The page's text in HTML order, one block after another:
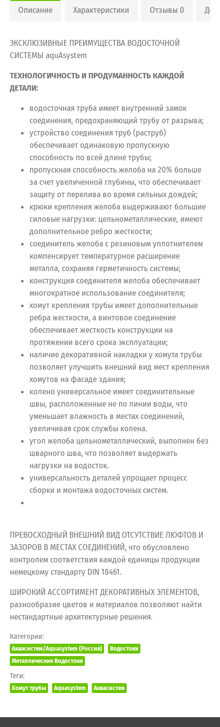
Описание Характеристики Отзывы 0
ЭКСКЛЮЗИВНЫЕ ПРЕИМУЩЕСТВА ВОДОСТОЧНОЙ
СИСТЕМЫ aquAsystem
ТЕХНОЛОГИЧНОСТЬ И ПРОДУМАННОСТЬ КАЖДОЙ
ДЕТАЛИ:
водосточная труба имеет внутренний замок
соединения, предохраняющий трубу от разрыва;
устройство соединения труб (раструб)
обеспечивает одинаковую пропускную
способность по всей длине трубы;
пропускная способность желоба на 20% больше
за счет увеличенной глубины, что обеспечивает
защиту от перелива во время сильных дождей;
крюки крепления желоба выдерживают большие
силовые нагрузки: цельнометаллические, имеют
дополнительное ребро жесткости;
соединитель желоба с резиновым уплотнителем
компенсирует температурное расширение
металла, сохраняя герметичность системы;
конструкция соединителя желоба обеспечивает
многократное использование соединителя;
хомут крепления трубы имеет дополнительные
ребра жесткости, а винтовое соединение
обеспечивает жесткость конструкции на
протяжении всего срока эксплуатации;
наличие декоративной накладки у хомута трубы
позволяет улучшить внешний вид мест крепления
хомутов на фасаде здания;
колено универсальное имеет соединительные
швы, расположенные не по линии воды, что
уменьшает влажность в местах соединений,
увеличивая срок службы колена.
угол желоба цельнометаллический, выполнен без
шварного шва, что позволяет выдержать
нагрузки на водосток.
универсальность деталей упрощает процесс
сборки и монтажа водосточных систем.
ПРЕВОСХОДНЫЙ ВНЕШНИЙ ВИД ОТСУТСТВИЕ ЛЮФТОВ И
ЗАЗОРОВ В МЕСТАХ СОЕДИНЕНИЙ, что обусловлено
контролем соответствия каждой единицы продукции
немецкому стандарту DIN 18461.
ШИРОКИЙ АССОРТИМЕНТ ДЕКОРАТИВНЫХ ЭЛЕМЕНТОВ,
разнообразие цветов и материалов позволяют найти
нестандартные архитектурные решения.
Категории:
Аквасистем/Aquasystem (Россия)
Водостоки
Металлические Водостоки
Теги:
Хомут трубы Aquasystem Аквасистем